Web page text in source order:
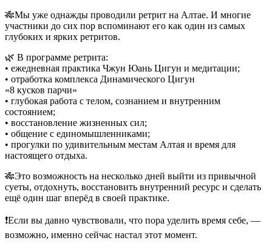
🎋Мы уже однажды проводили ретрит на Алтае. И многие
участники до сих пор вспоминают его как один из самых
глубоких и ярких ретритов.
🌿 В программе ретрита:
• ежедневная практика Чжун Юань Цигун и медитации;
• ⁠отработка комплекса Динамического Цигун
«8 кусков парчи»
• ⁠глубокая работа с телом, сознанием и внутренним
состоянием;
• восстановление жизненных сил;
• общение с единомышленниками;
• прогулки по удивительным местам Алтая и время для
настоящего отдыха.
🎋Это возможность на несколько дней выйти из привычной
суеты, отдохнуть, восстановить внутренний ресурс и сделать
ещё один шаг вперёд в своей практике.
❗️Если вы давно чувствовали, что пора уделить время себе, —
возможно, именно сейчас настал этот момент.